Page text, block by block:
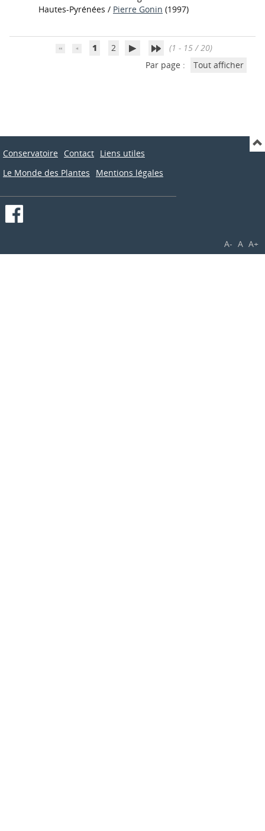
Hautes-Pyrénées / Pierre Gonin (1997)
1 2
(1 - 15 / 20)
Par page :
Tout afficher
Conservatoire Contact Liens utiles
Le Monde des Plantes
Mentions légales
A- A A+